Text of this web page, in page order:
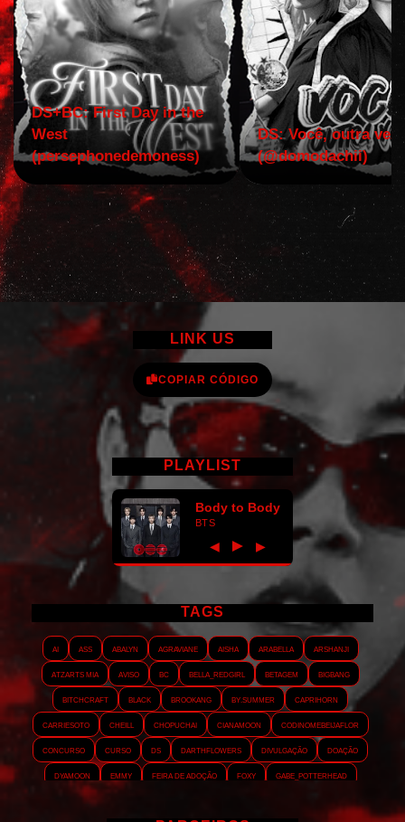
DS+BC: First Day in the
West
(persephonedemoness)
DS: Você, outra vez!
(@domodachii)
LINK US
COPIAR CÓDIGO
PLAYLIST
Body to Body
BTS
◀ ► ▶
TAGS
AI ASS Abalyn Agraviane Aisha Arabella
Arshanji
Atzarts Mia
Aviso BC Bella_RedGirl Betagem
Bigbang
Bitchcraft
Black Brookang By.summer
Caprihorn
Carriesoto
Cheill Chopuchai Cianamoon
Codinomebeijaflor
Concurso
Curso DS Darthflowers Divulgação
Doação
Dyamoon
Emmy Feira de adoção Foxy
Gabe_Potterhead
GeminnieKook